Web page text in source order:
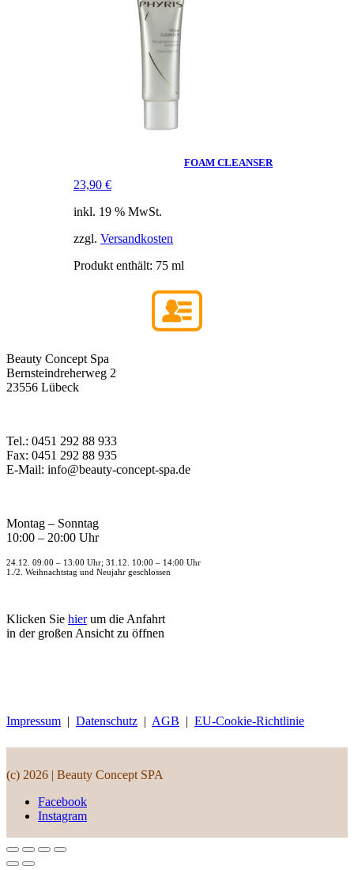
FOAM CLEANSER
23,90 €
inkl. 19 % MwSt.
zzgl. Versandkosten
Produkt enthält: 75 ml
Beauty Concept Spa
Bernsteindreherweg 2
23556 Lübeck
Tel.: 0451 292 88 933
Fax: 0451 292 88 935
E-Mail: info@beauty-concept-spa.de
Montag – Sonntag
10:00 – 20:00 Uhr
24.12. 09:00 – 13:00 Uhr; 31.12. 10:00 – 14:00 Uhr
1./2. Weihnachtstag und Neujahr geschlossen
Klicken Sie hierum die Anfahrt
in der großen Ansicht zu öffnen
Impressum | Datenschutz | AGB | EU-Cookie-Richtlinie
(c) 2026 | Beauty Concept SPA
Facebook
Instagram